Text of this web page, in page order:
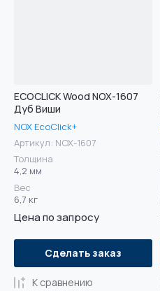
ECOCLICK Wood NOX-1607
Дуб Виши
NOX EcoClick+
Артикул: NOX-1607
Толщина
4,2 мм
Вес
6,7 кг
Цена по запросу
Сделать заказ
К сравнению